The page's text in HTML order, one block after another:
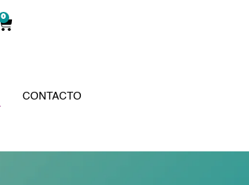
0 Cart
CONTACTO